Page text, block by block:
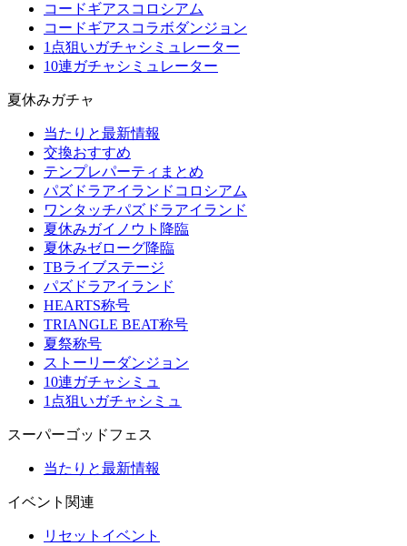
コードギアスコロシアム
コードギアスコラボダンジョン
1点狙いガチャシミュレーター
10連ガチャシミュレーター
夏休みガチャ
当たりと最新情報
交換おすすめ
テンプレパーティまとめ
パズドラアイランドコロシアム
ワンタッチパズドラアイランド
夏休みガイノウト降臨
夏休みゼローグ降臨
TBライブステージ
パズドラアイランド
HEARTS称号
TRIANGLE BEAT称号
夏祭称号
ストーリーダンジョン
10連ガチャシミュ
1点狙いガチャシミュ
スーパーゴッドフェス
当たりと最新情報
イベント関連
リセットイベント